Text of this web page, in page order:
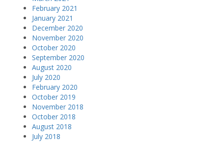
February 2021
January 2021
December 2020
November 2020
October 2020
September 2020
August 2020
July 2020
February 2020
October 2019
November 2018
October 2018
August 2018
July 2018